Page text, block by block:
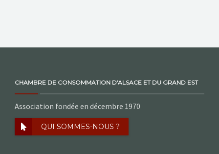
CHAMBRE DE CONSOMMATION D'ALSACE ET DU GRAND EST
Association fondée en décembre 1970
QUI SOMMES-NOUS ?